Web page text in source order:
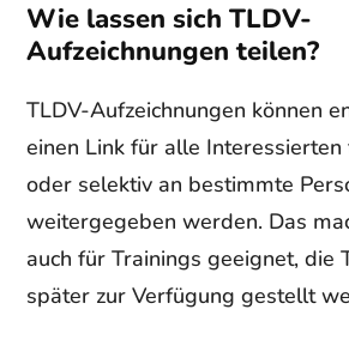
Wie lassen sich TLDV-
Aufzeichnungen teilen?
TLDV-Aufzeichnungen können
einen Link für alle
oder selektiv an bestimmte
weitergegeben werden. Das
auch für Trainings geeignet, die
später zur Verfügung gestellt